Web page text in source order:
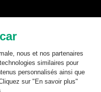
la base de donnée
de laisser un tiers les
constitue une violation des